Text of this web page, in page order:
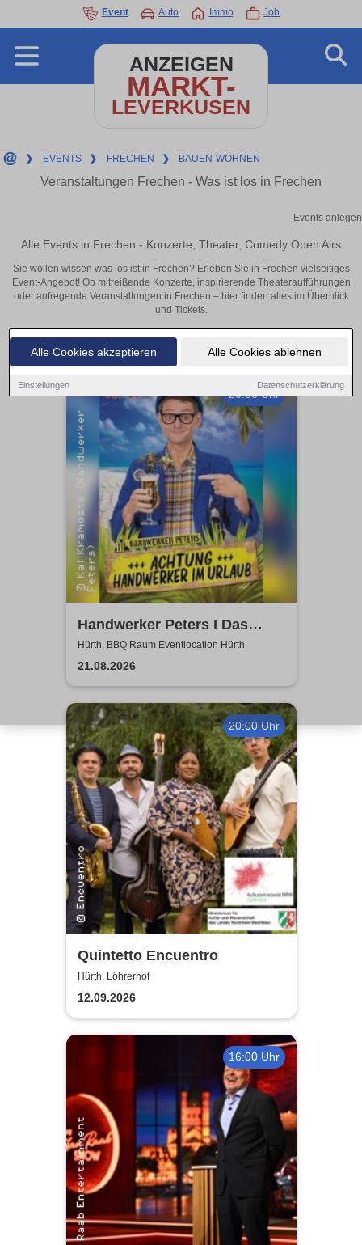
Alle Cookies akzeptieren Alle Cookies ablehnen
Einstellungen Datenschutzerklärung
Event Auto Immo Job
ANZEIGEN
MARKT-
LEVERKUSEN
❯ EVENTS ❯ FRECHEN ❯ BAUEN-WOHNEN
Veranstaltungen Frechen - Was ist los in Frechen
Events anlegen
Alle Events in Frechen - Konzerte, Theater, Comedy Open Airs
Sie wollen wissen was los ist in Frechen? Erleben Sie in Frechen vielseitiges
Event-Angebot! Ob mitreißende Konzerte, inspirierende Theateraufführungen
oder aufregende Veranstaltungen in Frechen – hier finden alles im Überblick
und Tickets.
20:00 Uhr
Handwerker Peters I Das
Sommer Event | Achtung -
Handwerker im UrlaubOpen
Air
Hürth, BBQ Raum Eventlocation Hürth
21.08.2026
20:00 Uhr
Quintetto Encuentro
Hürth, Löhrerhof
12.09.2026
16:00 Uhr